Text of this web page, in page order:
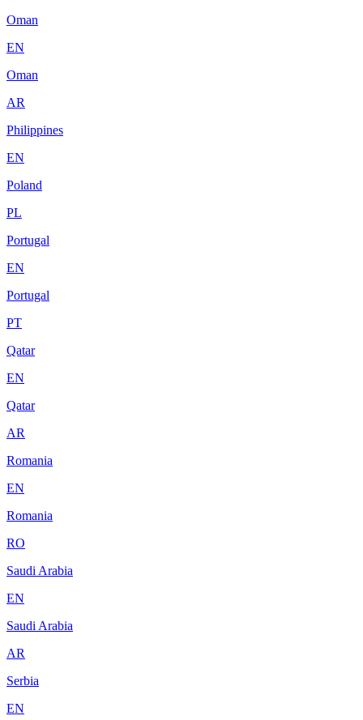
Oman
EN
Oman
AR
Philippines
EN
Poland
PL
Portugal
EN
Portugal
PT
Qatar
EN
Qatar
AR
Romania
EN
Romania
RO
Saudi Arabia
EN
Saudi Arabia
AR
Serbia
EN